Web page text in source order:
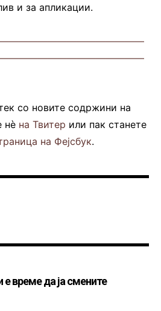
и за апликации.
со новите содржини на
нè на Твитер или пак станете
на Фејсбук.
време да ја смените